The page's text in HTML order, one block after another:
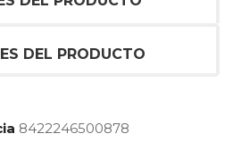
DEL PRODUCTO
8422246500878